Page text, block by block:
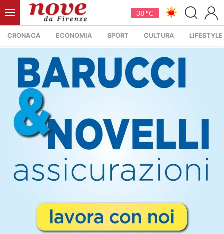
38 °C
CRONACA ECONOMIA SPORT CULTURA LIFESTYLE